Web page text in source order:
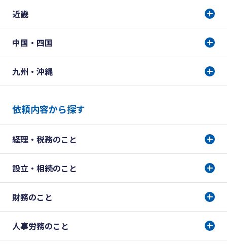
近畿
中国・四国
九州・沖縄
依頼内容から探す
経理・税務のこと
設立・相続のこと
財務のこと
人事労務のこと